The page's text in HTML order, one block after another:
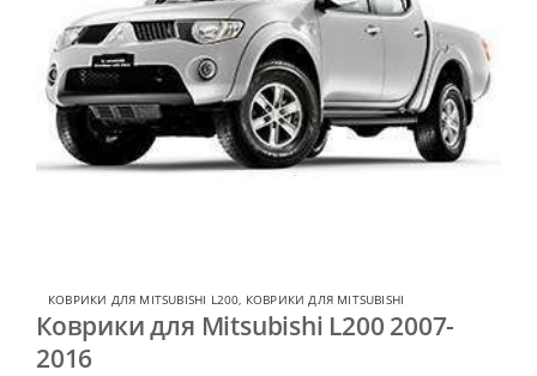
КОВРИКИ ДЛЯ MITSUBISHI L200 КОВРИКИ ДЛЯ MITSUBISHI
Коврики для Mitsubishi L200 2007-
2016